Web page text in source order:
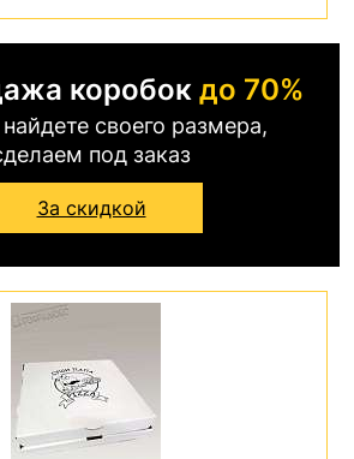
коробок до 70%
своего размера,
под заказ
За скидкой